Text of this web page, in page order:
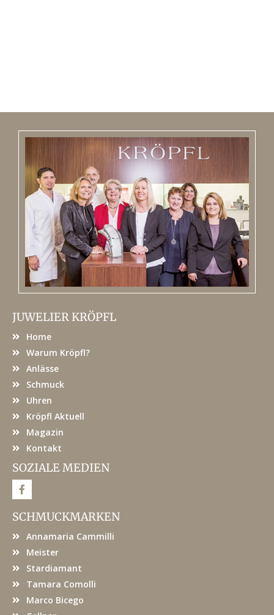
JUWELIER KRÖPFL
Home
Warum Kröpfl?
Anlässe
Schmuck
Uhren
Kröpfl Aktuell
Magazin
Kontakt
SOZIALE MEDIEN
F
a
e
b
o
SCHMUCKMARKEN
Annamaria Cammilli
Meister
Stardiamant
Tamara Comolli
Marco Bicego